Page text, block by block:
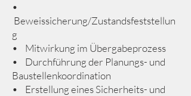
•
Beweissicherung/Zustandsfeststellun
g
• Mitwirkung im Übergabeprozess​
• Durchführung der Planungs- und
Baustellenkoordination
• Erstellung eines Sicherheits- und